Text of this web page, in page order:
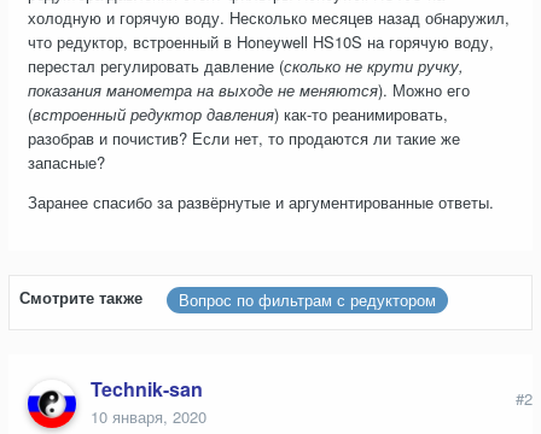
холодную и горячую воду. Несколько месяцев назад обнаружил,
что редуктор, встроенный в Honeywell HS10S на горячую воду,
перестал регулировать давление (сколько не крути ручку,
показания манометра на выходе не меняются). Можно его
(встроенный редуктор давления) как-то реанимировать,
разобрав и почистив? Если нет, то продаются ли такие же
запасные?
Заранее спасибо за развёрнутые и аргументированные ответы.
Смотрите также Вопрос по фильтрам с редуктором
Technik-san
10 января, 2020
#2